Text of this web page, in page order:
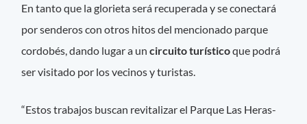
En tanto que la glorieta será recuperada y se conectará
por senderos con otros hitos del mencionado parque
cordobés, dando lugar a uncircuito turísticoque podrá
ser visitado por los vecinos y turistas.
“Estos trabajos buscan revitalizar el Parque Las Heras-